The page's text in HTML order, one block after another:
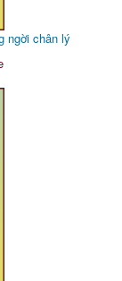
ngời chân lý